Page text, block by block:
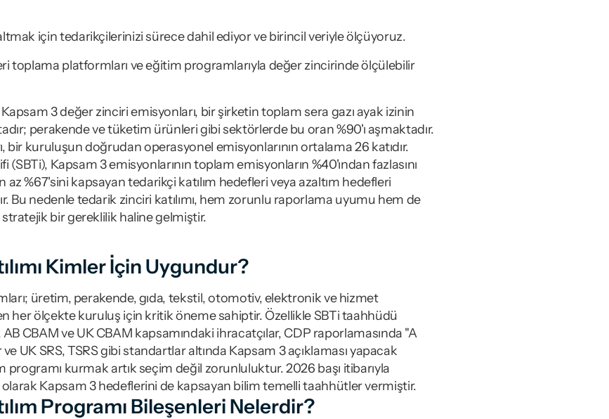
için tedarikçilerinizi sürece dahil ediyor ve birincil veriyle ölçüyoruz.
toplama platformları ve eğitim programlarıyla değer zincirinde ölçülebilir
3 değer zinciri emisyonları, bir şirketin toplam sera gazı ayak izinin
perakende ve tüketim ürünleri gibi sektörlerde bu oran %90'ı aşmaktadır.
bir kuruluşun doğrudan operasyonel emisyonlarının ortalama 26 katıdır.
(SBTi), Kapsam 3 emisyonlarının toplam emisyonların %40'ından fazlasını
%67'sini kapsayan tedarikçi katılım hedefleri veya azaltım hedefleri
Bu nedenle tedarik zinciri katılımı, hem zorunlu raporlama uyumu hem de
bir gereklilik haline gelmiştir.
Kimler İçin Uygundur?
üretim, perakende, gıda, tekstil, otomotiv, elektronik ve hizmet
her ölçekte kuruluş için kritik öneme sahiptir. Özellikle SBTi taahhüdü
CBAM ve UK CBAM kapsamındaki ihracatçılar, CDP raporlamasında "A
UK SRS, TSRS gibi standartlar altında Kapsam 3 açıklaması yapacak
programı kurmak artık seçim değil zorunluluktur. 2026 başı itibarıyla
Kapsam 3 hedeflerini de kapsayan bilim temelli taahhütler vermiştir.
Programı Bileşenleri Nelerdir?